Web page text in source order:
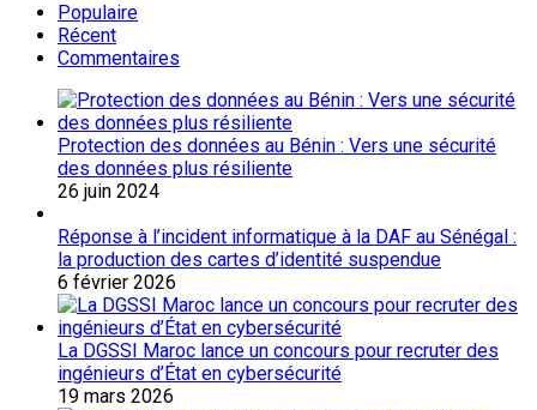
Populaire
Récent
Commentaires
Protection des données au Bénin : Vers une sécurité
des données plus résiliente
26 juin 2024
Réponse à l’incident informatique à la DAF au Sénégal :
la production des cartes d’identité suspendue
6 février 2026
La DGSSI Maroc lance un concours pour recruter des
ingénieurs d’État en cybersécurité
19 mars 2026